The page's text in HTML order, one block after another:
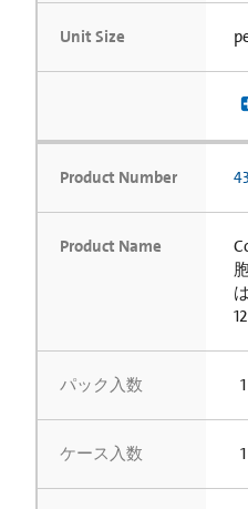
Unit Size
Product Number
Product Name
パック入数
ケース入数